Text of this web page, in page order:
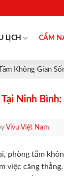
LỊCH CẨM
Không Gian
Tại Ninh
Vivu Việt Nam
phòng tắm
việc căng